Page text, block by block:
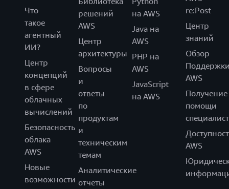
Что
такое
агентный
ИИ?
Центр
концепций
в сфере
облачных
вычислений
Безопасность
облака
AWS
Новые
возможности
решений
AWS
Центр
архитектуры
Вопросы
и
ответы
по
продуктам
и
техническим
темам
Аналитические
отчеты
на AWS
Java на
AWS
PHP на
AWS
JavaScript
на AWS
re:Post
Центр
знаний
Обзор
AWS
Получение
помощи
AWS